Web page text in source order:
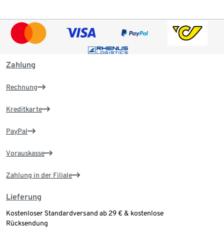
Zahlung
Rechnung
Kreditkarte
PayPal
Vorauskasse
Zahlung in der Filiale
Lieferung
Kostenloser Standardversand ab 29 € & kostenlose
Rücksendung